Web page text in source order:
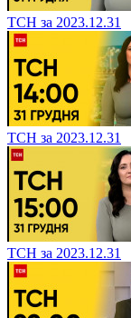
ТСН за 2023.12.31
ТСН за 2023.12.31
ТСН за 2023.12.31